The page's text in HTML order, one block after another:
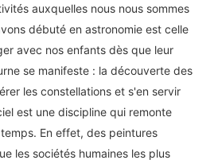
auxquelles nous nous sommes
débuté en astronomie est celle
avec nos enfants dès que leur
se manifeste : la découverte des
les constellations et s'en servir
est une discipline qui remonte
En effet, des peintures
les sociétés humaines les plus